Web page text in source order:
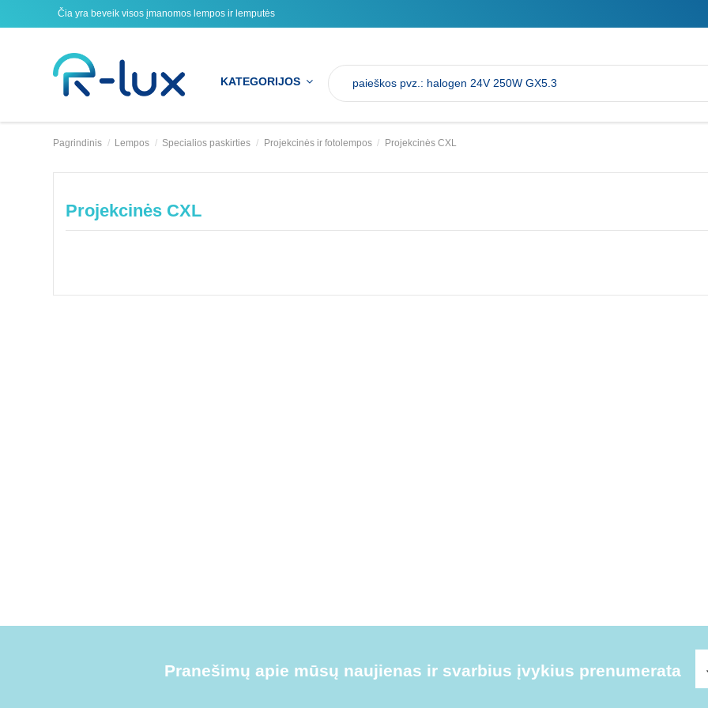
Čia yra beveik visos įmanomos lempos ir lemputės
KATEGORIJOS
Pagrindinis Lempos Specialios paskirties Projekcinės ir fotolempos Projekcinės CXL
Projekcinės CXL
Pranešimų apie mūsų naujienas ir svarbius įvykius prenumerata